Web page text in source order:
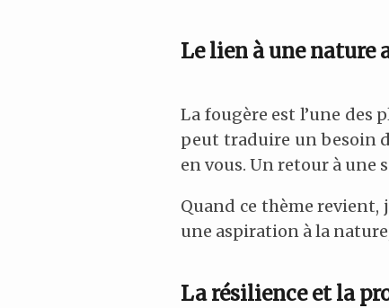
Le lien à une nature
La fougère est l’une des
peut traduire un besoin
en vous. Un retour à une
Quand ce thème revient,
une aspiration à la
La résilience et la